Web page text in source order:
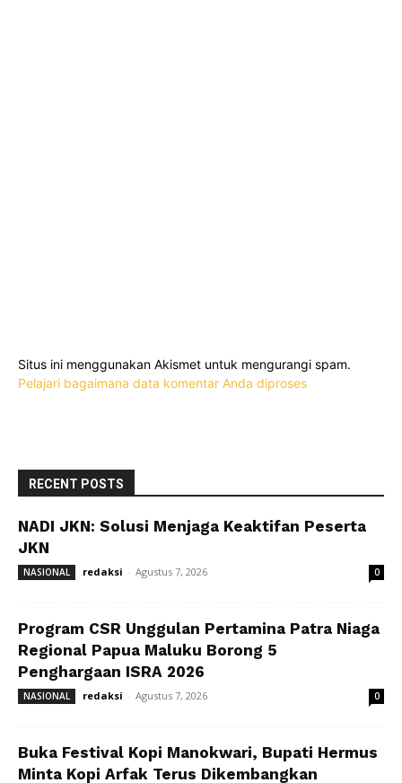
Situs ini menggunakan Akismet untuk mengurangi spam.
Pelajari bagaimana data komentar Anda diproses
RECENT POSTS
NADI JKN: Solusi Menjaga Keaktifan Peserta
JKN
NASIONAL redaksi - Agustus 7, 2026 0
Program CSR Unggulan Pertamina Patra Niaga
Regional Papua Maluku Borong 5
Penghargaan ISRA 2026
NASIONAL redaksi - Agustus 7, 2026 0
Buka Festival Kopi Manokwari, Bupati Hermus
Minta Kopi Arfak Terus Dikembangkan